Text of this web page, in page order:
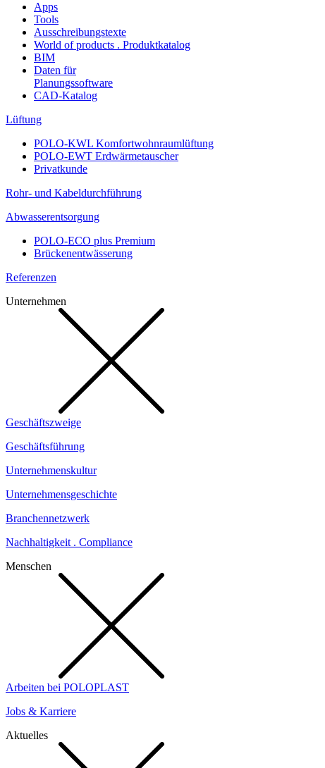
Apps
Tools
Ausschreibungstexte
World of products . Produktkatalog
BIM
Daten für
Planungssoftware
CAD-Katalog
Lüftung
POLO-KWL Komfortwohnraumlüftung
POLO-EWT Erdwärmetauscher
Privatkunde
Rohr- und Kabeldurchführung
Abwasserentsorgung
POLO-ECO plus Premium
Brückenentwässerung
Referenzen
Unternehmen
Geschäftszweige
Geschäftsführung
Unternehmenskultur
Unternehmensgeschichte
Branchennetzwerk
Nachhaltigkeit . Compliance
Menschen
Arbeiten bei POLOPLAST
Jobs & Karriere
Aktuelles